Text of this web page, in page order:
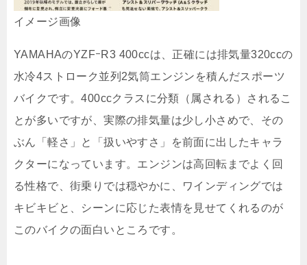
イメージ画像
YAMAHAのYZFｰR3 400ccは、正確には排気量320ccの
水冷4ストローク並列2気筒エンジンを積んだスポーツ
バイクです。400ccクラスに分類（属される）されるこ
とが多いですが、実際の排気量は少し小さめで、その
ぶん「軽さ」と「扱いやすさ」を前面に出したキャラ
クターになっています。エンジンは高回転までよく回
る性格で、街乗りでは穏やかに、ワインディングでは
キビキビと、シーンに応じた表情を見せてくれるのが
このバイクの面白いところです。